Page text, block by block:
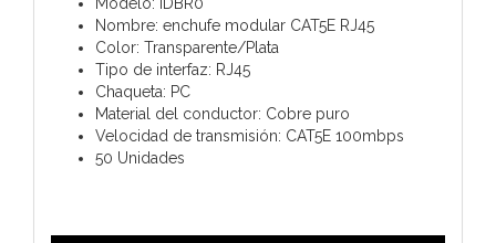
Nombre: enchufe modular CAT5E RJ45
Color: Transparente/Plata
Tipo de interfaz: RJ45
Chaqueta: PC
Material del conductor: Cobre puro
Velocidad de transmisión: CAT5E 100mbps
50 Unidades